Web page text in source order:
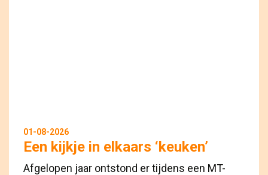
01-08-2026
Een kijkje in elkaars ‘keuken’
Afgelopen jaar ontstond er tijdens een MT-